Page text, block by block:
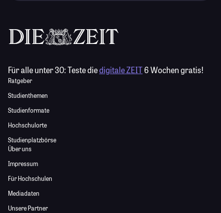
Für alle unter 30:Teste diedigitale ZEIT6 Wochen gratis!
Ratgeber
Studienthemen
Studienformate
Hochschulorte
Studienplatzbörse
Über uns
Impressum
Für Hochschulen
Mediadaten
Unsere Partner